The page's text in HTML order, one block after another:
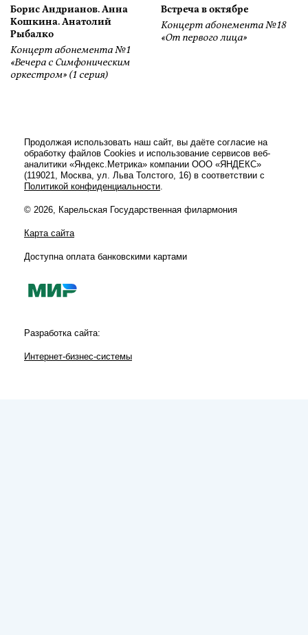
Борис Андрианов. Анна
Кошкина. Анатолий
Рыбалко
Концерт абонемента №1
«Вечера с Симфоническим
оркестром» (1 серия)
Встреча в октябре
Концерт абонемента №18
«От первого лица»
Продолжая использовать наш сайт, вы даёте согласие на
обработку файлов Cookies и использование сервисов веб-
аналитики «Яндекс.Метрика» компании ООО «ЯНДЕКС»
(119021, Москва, ул. Льва Толстого, 16) в соответствии с
Политикой конфиденциальности.
© 2026, Карельская Государственная филармония
Карта сайта
Доступна оплата банковскими картами
Разработка сайта:
Интернет-бизнес-системы